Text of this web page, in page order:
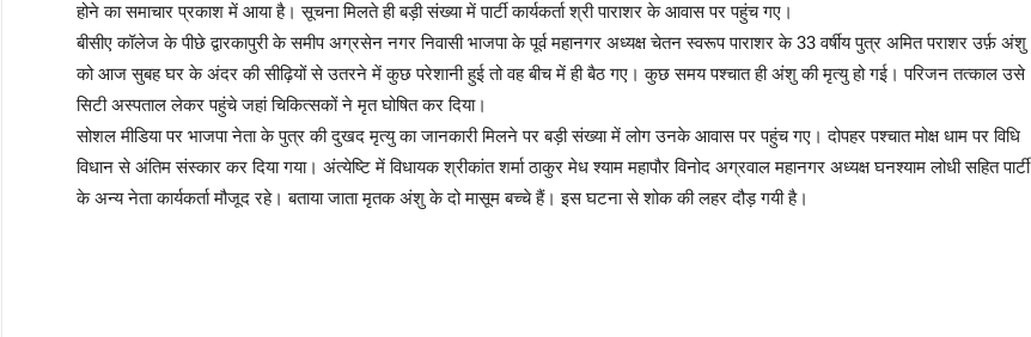
होने का समाचार प्रकाश में आया है। सूचना मिलते ही बड़ी संख्या में पार्टी कार्यकर्ता श्री पाराशर के आवास पर पहुंच गए।
बीसीए कॉलेज के पीछे द्वारकापुरी के समीप अग्रसेन नगर निवासी भाजपा के पूर्व महानगर अध्यक्ष चेतन स्वरूप पाराशर के 33 वर्षीय पुत्र अमित पराशर उर्फ़ अंशु
को आज सुबह घर के अंदर की सीढ़ियों से उतरने में कुछ परेशानी हुई तो वह बीच में ही बैठ गए। कुछ समय पश्चात ही अंशु की मृत्यु हो गई। परिजन तत्काल उसे
सिटी अस्पताल लेकर पहुंचे जहां चिकित्सकों ने मृत घोषित कर दिया।
सोशल मीडिया पर भाजपा नेता के पुत्र की दुखद मृत्यु का जानकारी मिलने पर बड़ी संख्या में लोग उनके आवास पर पहुंच गए। दोपहर पश्चात मोक्ष धाम पर विधि
विधान से अंतिम संस्कार कर दिया गया। अंत्येष्टि में विधायक श्रीकांत शर्मा ठाकुर मेध श्याम महापौर विनोद अग्रवाल महानगर अध्यक्ष घनश्याम लोधी सहित पार्टी
के अन्य नेता कार्यकर्ता मौजूद रहे। बताया जाता मृतक अंशु के दो मासूम बच्चे हैं। इस घटना से शोक की लहर दौड़ गयी है।